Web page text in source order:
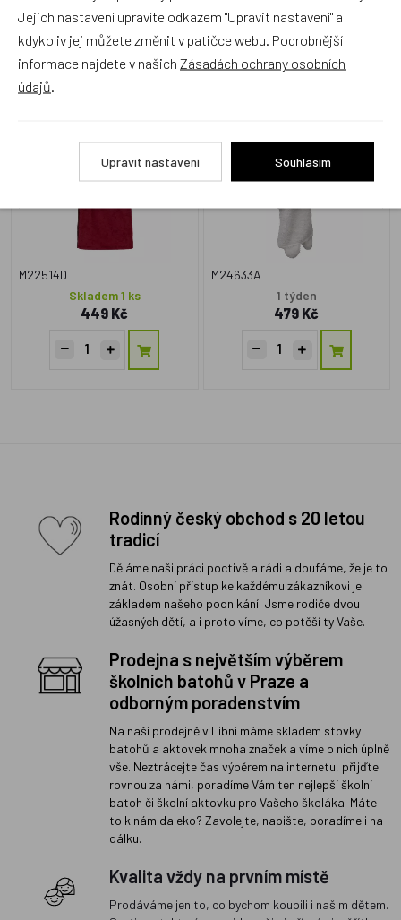
Alternativní zboží
Maňásek bez nohou
Český výrobek
M22514D
Skladem 1 ks
449 Kč
M24633A
1 týden
479 Kč
Rodinný český obchod s 20 letou
tradicí
Děláme naši práci poctivě a rádi a doufáme, že je to
znát. Osobní přístup ke každému zákazníkovi je
základem našeho podnikání. Jsme rodiče dvou
úžasných dětí, a i proto víme, co potěší ty Vaše.
Prodejna s největším výběrem
školních batohů v Praze a
odborným poradenstvím
Na naší prodejně v Libni máme skladem stovky
batohů a aktovek mnoha značek a víme o nich úplně
vše. Neztrácejte čas výběrem na internetu, přijďte
rovnou za námi, poradíme Vám ten nejlepší školní
batoh či školní aktovku pro Vašeho školáka. Máte
to k nám daleko? Zavolejte, napište, poradíme i na
dálku.
Kvalita vždy na prvním místě
Prodáváme jen to, co bychom koupili i našim dětem.
Jejich nastavení upravíte odkazem "Upravit nastavení" a
kdykoliv jej můžete změnit v patičce webu. Podrobnější
informace najdete v našich Zásadách ochrany osobních
údajů
Upravit nastavení Souhlasím